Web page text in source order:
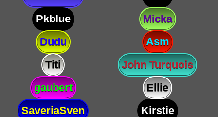
Pkblue
Micka
Dudu
Asm
Titi
John Turquois
gaubert
Ellie
SaveriaSven
Kirstie